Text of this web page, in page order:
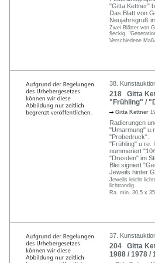
"Gitta Kettner"
Das Blatt von
Neujahrsgruß
Zwei Blätter von
fleckig,
Verschiedene
38.
218 Gitta
"Frühling" /
Gitta Kettner
Radierungen
"Umarmung"
"Probedruck".
"Frühling" u.re.
nummeriert
"Dresden" im
Blei signiert
Jeweils hinter
Jeweils leicht
lichtrandig.
Ra. min. 30,5 x
37.
204 Gitta
1988 / 1978 /